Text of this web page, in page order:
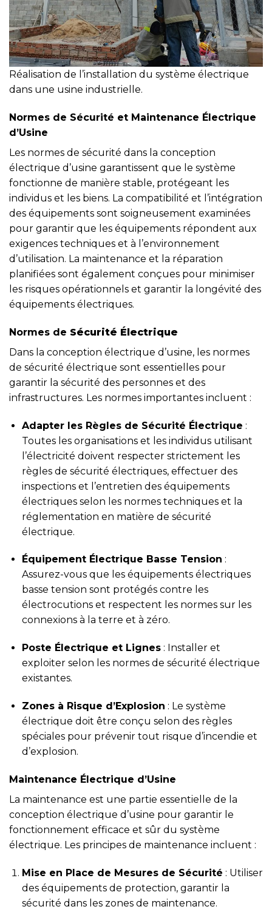
Réalisation de l’installation du système électrique
dans une usine industrielle.
Normes de Sécurité et Maintenance Électrique
d’Usine
Les normes de sécurité dans la conception
électrique d’usine garantissent que le système
fonctionne de manière stable, protégeant les
individus et les biens. La compatibilité et l’intégration
des équipements sont soigneusement examinées
pour garantir que les équipements répondent aux
exigences techniques et à l’environnement
d’utilisation. La maintenance et la réparation
planifiées sont également conçues pour minimiser
les risques opérationnels et garantir la longévité des
équipements électriques.
Normes de Sécurité Électrique
Dans la conception électrique d’usine, les normes
de sécurité électrique sont essentielles pour
garantir la sécurité des personnes et des
infrastructures. Les normes importantes incluent :
Adapter les Règles de Sécurité Électrique :
Toutes les organisations et les individus utilisant
l’électricité doivent respecter strictement les
règles de sécurité électriques, effectuer des
inspections et l’entretien des équipements
électriques selon les normes techniques et la
réglementation en matière de sécurité
électrique.
Équipement Électrique Basse Tension :
Assurez-vous que les équipements électriques
basse tension sont protégés contre les
électrocutions et respectent les normes sur les
connexions à la terre et à zéro.
Poste Électrique et Lignes: Installer et
exploiter selon les normes de sécurité électrique
existantes.
Zones à Risque d’Explosion : Le système
électrique doit être conçu selon des règles
spéciales pour prévenir tout risque d’incendie et
d’explosion.
Maintenance Électrique d’Usine
La maintenance est une partie essentielle de la
conception électrique d’usine pour garantir le
fonctionnement efficace et sûr du système
électrique. Les principes de maintenance incluent :
Mise en Place de Mesures de Sécurité : Utiliser
des équipements de protection, garantir la
sécurité dans les zones de maintenance.